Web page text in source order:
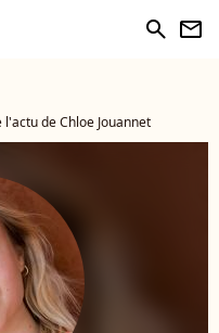
search newsletter
l'actu de Chloe Jouannet